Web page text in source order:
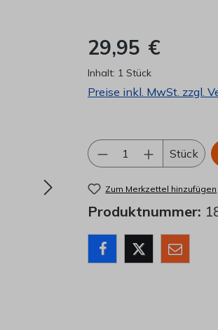
29,95 €
Inhalt: 1 Stück
Preise inkl. MwSt. zzgl.
Produkt Anzahl:
Stück
Zum Merkzettel hinzufügen
Produktnummer: